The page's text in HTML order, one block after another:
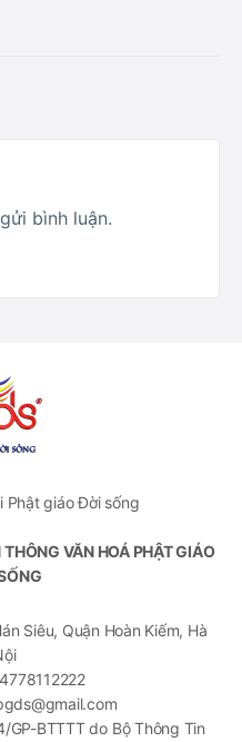
bình luận.
giáo Đời sống
VĂN HOÁ PHẬT GIÁO
Siêu, Quận Hoàn Kiếm, Hà
BTTTT do Bộ Thông Tin